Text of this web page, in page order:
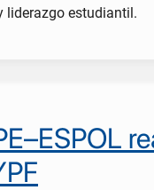
liderazgo estudiantil.